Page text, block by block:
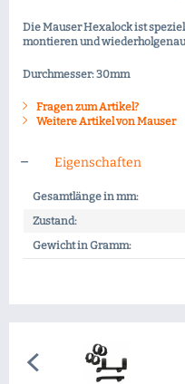
Die Mauser Hexalock ist
montieren und
Durchmesser: 30mm
Fragen zum Artikel?
Weitere Artikel von Mauser
Eigenschaften
Gesamtlänge in mm:
Zustand:
Gewicht in Gramm: